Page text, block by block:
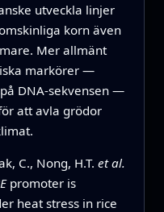
utveckla linjer
korn även
Mer allmänt
markörer —
DNA-sekvensen —
att avla grödor
C., Nong, H.T. et al.
promoter is
heat stress in rice